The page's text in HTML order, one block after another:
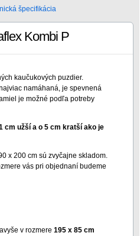
špecifikácia
Kombi P
kaučukových puzdier.
namáhaná, je spevnená
je možné podľa potreby
cm užší a o 5 cm kratší ako je
x 200 cm sú zvyčajne skladom.
vás pri objednaní budeme
v rozmere 195 x 85 cm